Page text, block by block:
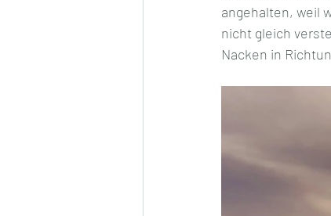
angehalten, weil
nicht gleich
Nacken in